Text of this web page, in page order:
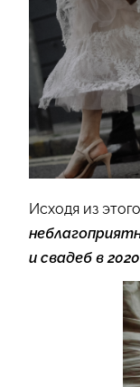
Исходя из
и свадеб в